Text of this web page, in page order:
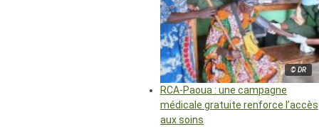
© DR
RCA-Paoua : une campagne
médicale gratuite renforce l’accès
aux soins